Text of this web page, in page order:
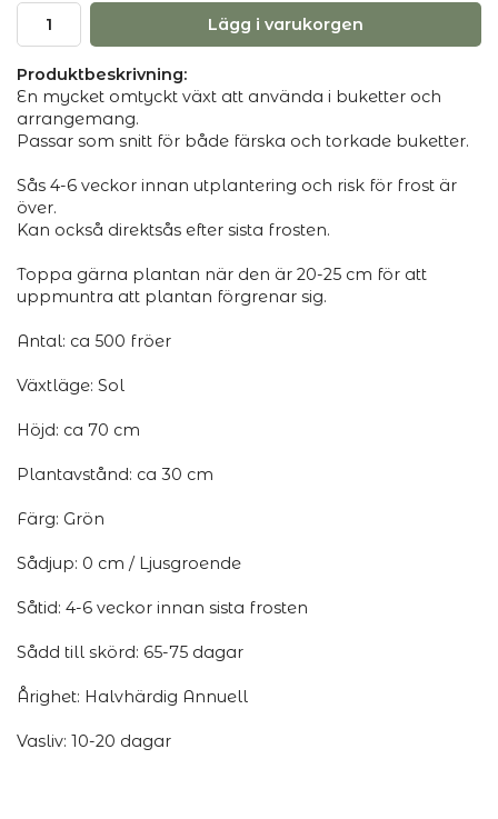
Lägg i varukorgen
Produktbeskrivning:
En mycket omtyckt växt att använda i buketter och
arrangemang.
Passar som snitt för både färska och torkade buketter.
Sås 4-6 veckor innan utplantering och risk för frost är
över.
Kan också direktsås efter sista frosten.
Toppa gärna plantan när den är 20-25 cm för att
uppmuntra att plantan förgrenar sig.
Antal: ca 500 fröer
Växtläge: Sol
Höjd: ca 70 cm
Plantavstånd: ca 30 cm
Färg: Grön
Sådjup: 0 cm / Ljusgroende
Såtid: 4-6 veckor innan sista frosten
Sådd till skörd: 65-75 dagar
Årighet: Halvhärdig Annuell
Vasliv: 10-20 dagar